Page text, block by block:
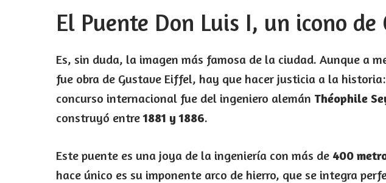
El Puente Don Luis I, un icono de
Es, sin duda, la imagen más famosa de la ciudad. Aunque a
fue obra de Gustave Eiffel, hay que hacer justicia a la
concurso internacional fue del ingeniero alemán Théophile
construyó entre1881 y 1886.
Este puente es una joya de la ingeniería con más de 400
hace único es su imponente arco de hierro, que se integra